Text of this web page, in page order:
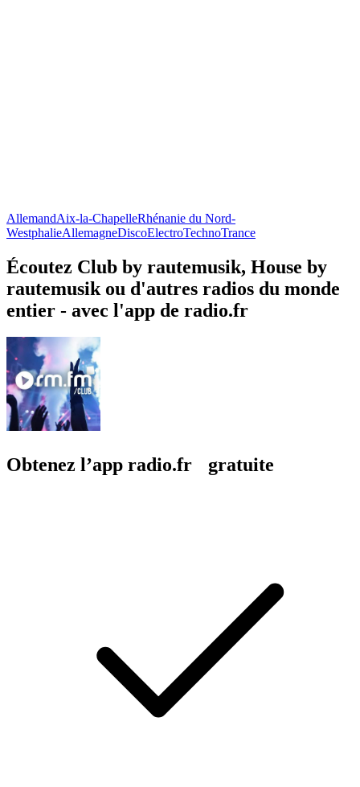
AllemandAix-la-ChapelleRhénanie du Nord-
WestphalieAllemagneDiscoElectroTechnoTrance
Écoutez Club by rautemusik, House by
rautemusik ou d'autres radios du monde
entier - avec l'app de radio.fr
Obtenez l’app radio.fr gratuite